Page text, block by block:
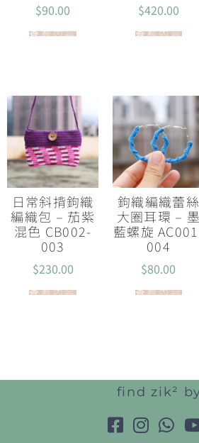
$90.00
查看內容
$420.00
查看內容
日常斜揹鉤織
編織包 – 茄紫
混色 CB002-
003
$230.00
查看內容
鉤織編織蕾絲
大圈耳環 – 墨
藍螺旋
004
$80.00
查看內容
find zik²